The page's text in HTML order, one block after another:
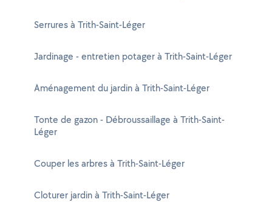
Serrures à Trith-Saint-Léger
Jardinage - entretien potager à Trith-Saint-Léger
Aménagement du jardin à Trith-Saint-Léger
Tonte de gazon - Débroussaillage à Trith-Saint-
Léger
Couper les arbres à Trith-Saint-Léger
Cloturer jardin à Trith-Saint-Léger